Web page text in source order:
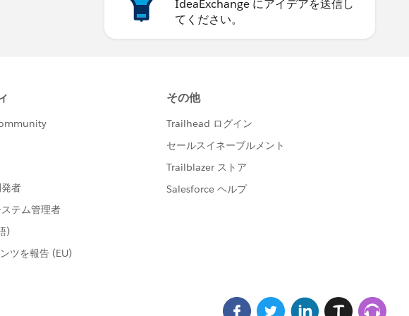
IdeaExchange にアイデアを送信し
てください。